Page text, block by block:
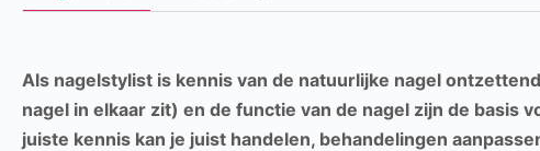
Als nagelstylist is kennis van de natuurlijke nagel
nagel in elkaar zit) en de functie van de nagel zijn de basis
juiste kennis kan je juist handelen, behandelingen